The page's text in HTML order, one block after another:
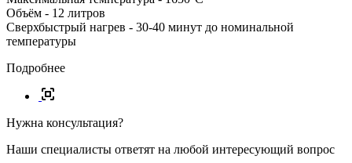
Объём - 12 литров
Сверхбыстрый нагрев - 30-40 минут до номинальной
температуры
Подробнее
Нужна консультация?
Наши специалисты ответят на любой интересующий вопрос